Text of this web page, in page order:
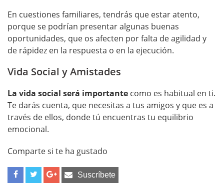
En cuestiones familiares, tendrás que estar atento,
porque se podrían presentar algunas buenas
oportunidades, que os afecten por falta de agilidad y
de rápidez en la respuesta o en la ejecución.
Vida Social y Amistades
La vida social será importante como es habitual en ti.
Te darás cuenta, que necesitas a tus amigos y que es a
través de ellos, donde tú encuentras tu equilibrio
emocional.
Comparte si te ha gustado
Suscríbete